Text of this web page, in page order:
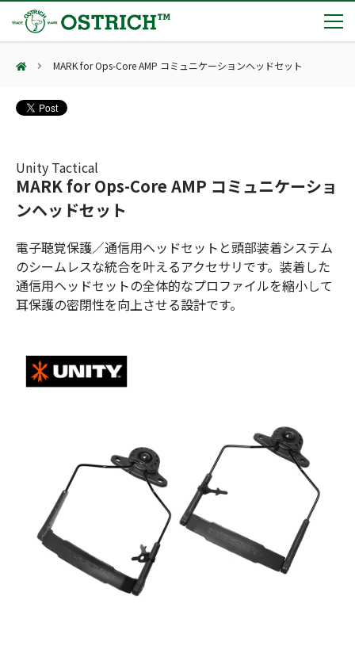
製品カテゴリー
輸血保冷庫
(Bear Avoidance)
防刃対策
(Cut Resistant)
止血・止血キット
気道管理
(Airway)
呼吸管理
(Respiration)
低体温防止
(Hypothermia)
検索
夏季休業のお知らせ
日本集中治療医学会 第10回東北支部学術集会 ご来場ありがとうございました！
第7回 地域×Tech東北 ご来場ありがとうございました！
オーストリッチ熊対策カタログ
オーストリッチ防犯カタログ
ダマスカス製品カタログ（日本語版）
会社案内
会社概要
アクセス
主な納入実績
カタログ
採用情報
オンラインショップ
English 日本語
MARK for Ops-Core AMP コミュニケーションヘッドセット
Unity Tactical
MARK for Ops-Core AMP コミュニケーショ
ンヘッドセット
電子聴覚保護／通信用ヘッドセットと頭部装着システム
のシームレスな統合を叶えるアクセサリです。装着した
通信用ヘッドセットの全体的なプロファイルを縮小して
耳保護の密閉性を向上させる設計です。